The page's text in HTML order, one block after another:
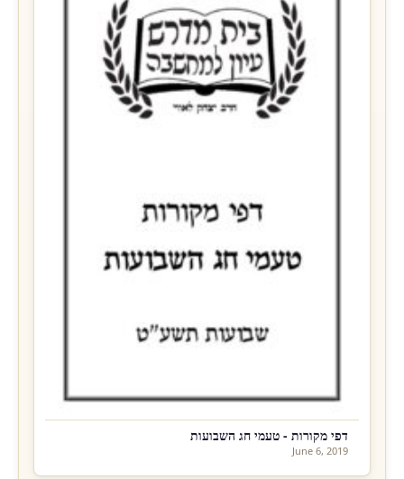
דפי מקורות - טעמי חג השבועות
June 6, 2019